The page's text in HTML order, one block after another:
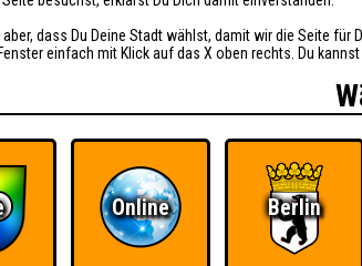
aber, dass Du Deine Stadt wählst, damit wir die Seite
einfach mit Klick auf das X oben rechts. Du
Online Berlin